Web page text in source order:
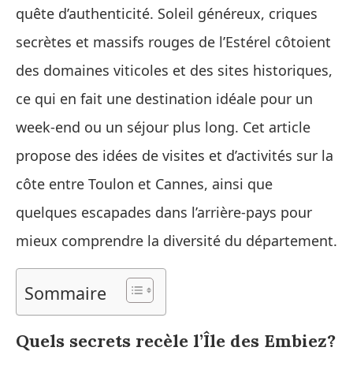
quête d’authenticité. Soleil généreux, criques
secrètes et massifs rouges de l’Estérel côtoient
des domaines viticoles et des sites historiques,
ce qui en fait une destination idéale pour un
week‑end ou un séjour plus long. Cet article
propose des idées de visites et d’activités sur la
côte entre Toulon et Cannes, ainsi que
quelques escapades dans l’arrière‑pays pour
mieux comprendre la diversité du département.
Sommaire
Quels secrets recèle l’Île des Embiez?